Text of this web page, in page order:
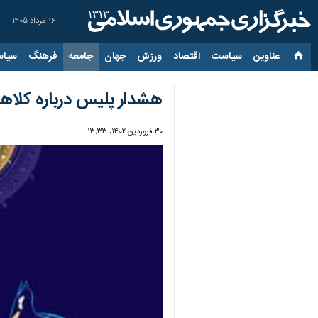
۱۶ مرداد ۱۴۰۵
عناوین‌ سیاست اقتصاد ورزش جهان جامعه فرهنگ
هشدار پلیس درباره
۳۰ فروردین ۱۴۰۲، ۱۳:۳۳